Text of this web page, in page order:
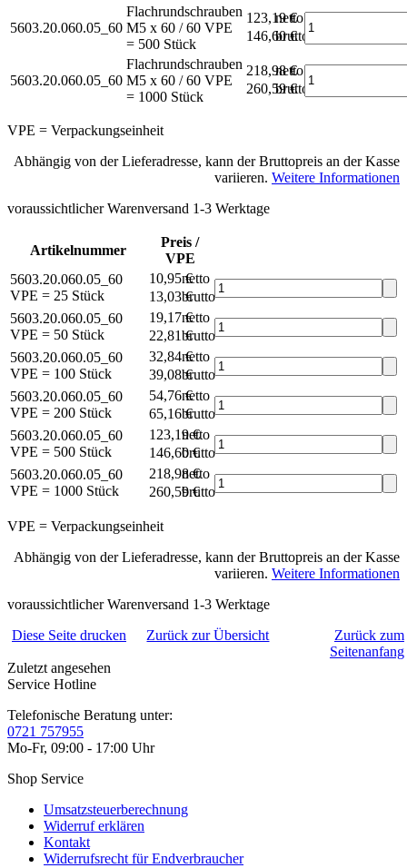
5603.20.060.05_60
Flachrundschrauben
M5 x 60 / 60 VPE
= 500 Stück
123,19 €
netto
146,60 €
brutto*
5603.20.060.05_60
Flachrundschrauben
M5 x 60 / 60 VPE
= 1000 Stück
218,98 €
netto
260,59 €
brutto*
VPE = Verpackungseinheit
Abhängig von der Lieferadresse, kann der Bruttopreis an der Kasse
variieren. Weitere Informationen
voraussichtlicher Warenversand 1-3 Werktage
Artikelnummer
Preis /
VPE
5603.20.060.05_60
VPE = 25 Stück
10,95 €netto
13,03 €brutto*
5603.20.060.05_60
VPE = 50 Stück
19,17 €netto
22,81 €brutto*
5603.20.060.05_60
VPE = 100 Stück
32,84 €netto
39,08 €brutto*
5603.20.060.05_60
VPE = 200 Stück
54,76 €netto
65,16 €brutto*
5603.20.060.05_60
VPE = 500 Stück
123,19 €
netto
146,60 €brutto*
5603.20.060.05_60
VPE = 1000 Stück
218,98 €
netto
260,59 €brutto*
VPE = Verpackungseinheit
Abhängig von der Lieferadresse, kann der Bruttopreis an der Kasse
variieren. Weitere Informationen
voraussichtlicher Warenversand 1-3 Werktage
Diese Seite drucken
Zurück zur Übersicht
Zurück zum
Seitenanfang
Zuletzt angesehen
Service Hotline
Telefonische Beratung unter:
0721 757955
Mo-Fr, 09:00 - 17:00 Uhr
Shop Service
Umsatzsteuerberechnung
Widerruf erklären
Kontakt
Widerrufsrecht für Endverbraucher